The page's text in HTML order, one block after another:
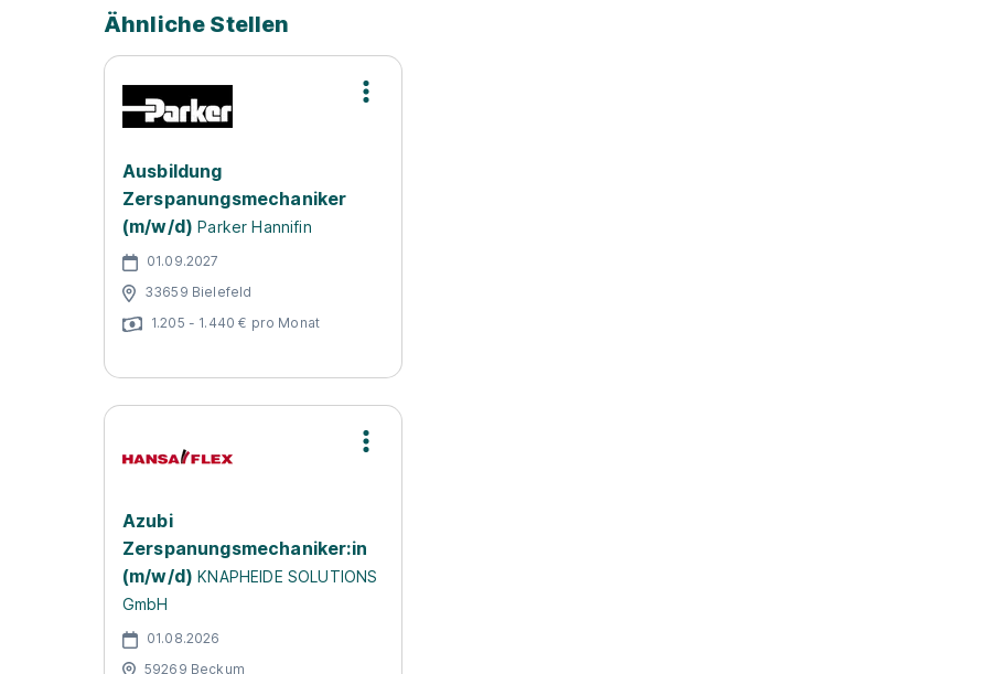
Ähnliche Stellen
Ausbildung
Zerspanungsmechaniker
(m/w/d) Parker Hannifin
01.09.2027
33659 Bielefeld
1.205 - 1.440 € pro Monat
Azubi
Zerspanungsmechaniker:in
(m/w/d) KNAPHEIDE SOLUTIONS
GmbH
01.08.2026
59269 Beckum